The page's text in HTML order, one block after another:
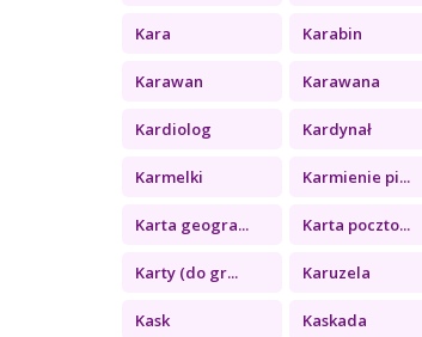
Kara Karabin
Karawan Karawana
Kardiolog Kardynał
Karmelki Karmienie pi...
Karta geogra... Karta poczto...
Karty (do gr... Karuzela
Kask Kaskada